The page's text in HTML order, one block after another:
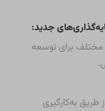
جدید:
برای توسعه
طریق به‌کارگیری